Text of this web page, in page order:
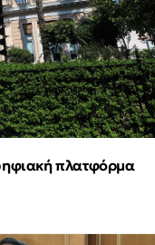
πλατφόρμα